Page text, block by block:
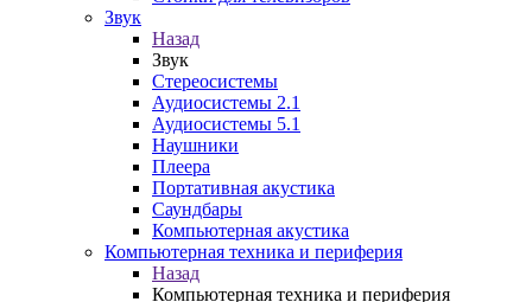
Звук
Назад
Звук
Стереосистемы
Аудиосистемы 2.1
Аудиосистемы 5.1
Наушники
Плеера
Портативная акустика
Саундбары
Компьютерная акустика
Компьютерная техника и периферия
Назад
Компьютерная техника и периферия